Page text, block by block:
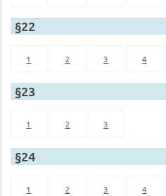
§22
1 2 3 4
§23
1 2 3
§24
1 2 3 4